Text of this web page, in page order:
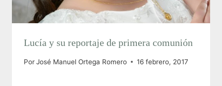
Lucía y su reportaje de primera comunión
PorJosé Manuel Ortega Romero 16 febrero, 2017